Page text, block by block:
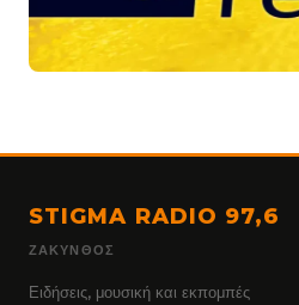
STIGMA RADIO 97,6
ΖΆΚΥΝΘΟΣ
Ειδήσεις, μουσική και εκπομπές